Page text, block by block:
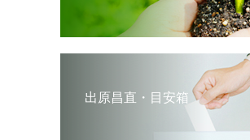
出原昌直・目安箱